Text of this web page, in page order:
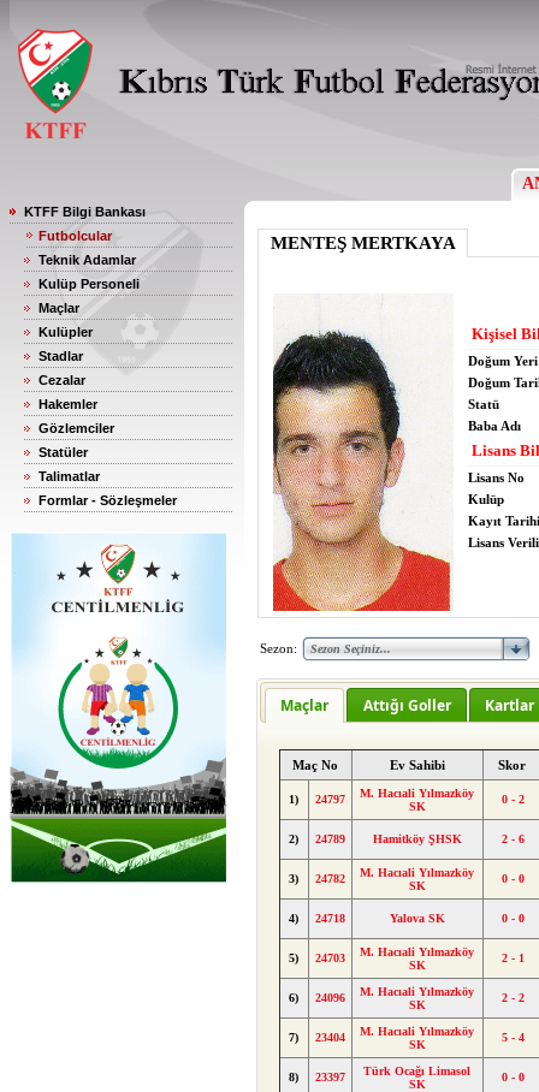
KTFF Bilgi Bankası
Futbolcular
Teknik Adamlar
Kulüp Personeli
Maçlar
Kulüpler
Stadlar
Cezalar
Hakemler
Gözlemciler
Statüler
Talimatlar
Formlar - Sözleşmeler
MENTEŞ MERTKAYA
Kişisel
Doğum Yeri
Doğum
Statü
Baba Adı
Lisans
Lisans No
Kulüp
Kayıt Tarihi
Lisans
Sezon:
Maçlar Attığı Goller Kartlar
Maç No Ev Sahibi Skor
1) 24797
M. Hacıali Yılmazköy
SK
0 - 2
2) 24789 Hamitköy ŞHSK 2 - 6
3) 24782
M. Hacıali Yılmazköy
SK
0 - 0
4) 24718 Yalova SK 0 - 0
5) 24703
M. Hacıali Yılmazköy
SK
2 - 1
6) 24096
M. Hacıali Yılmazköy
SK
2 - 2
7) 23404
M. Hacıali Yılmazköy
SK
5 - 4
8) 23397
Türk Ocağı Limasol
SK
0 - 0